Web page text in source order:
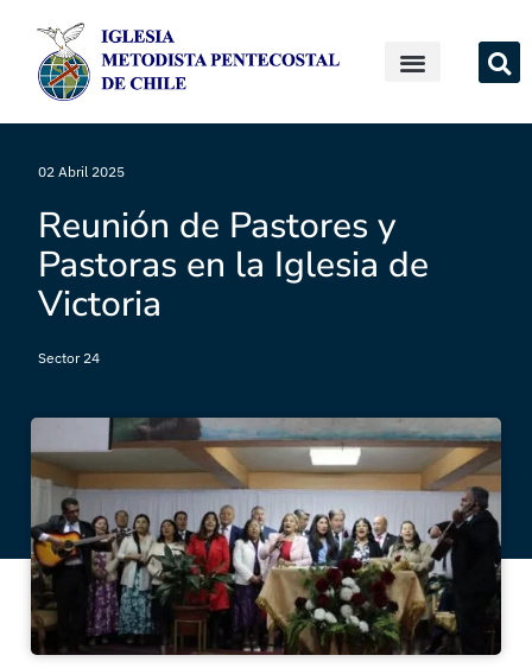
02 Abril 2025
Reunión de Pastores y
Pastoras en la Iglesia de
Victoria
Sector 24